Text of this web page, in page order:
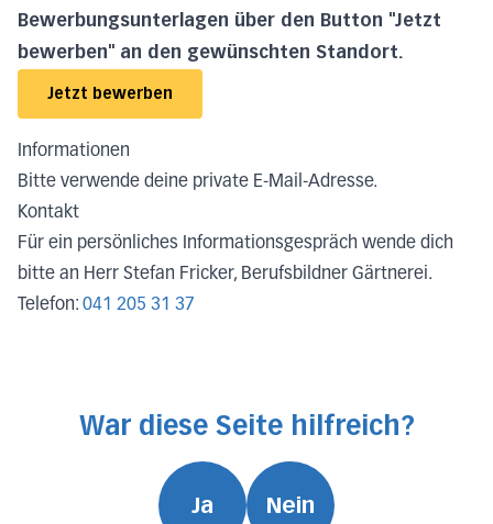
Bewerbungsunterlagen über den Button "Jetzt
bewerben" an den gewünschten Standort.
Jetzt bewerben
Informationen
Bitte verwende deine private E-Mail-Adresse.
Kontakt
Für ein persönliches Informationsgespräch wende dich
bitte an Herr Stefan Fricker, Berufsbildner Gärtnerei.
Telefon: 041 205 31 37
War diese Seite hilfreich?
Ja Nein